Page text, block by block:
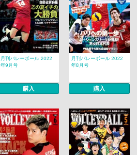
月刊バレーボール 2022
年9月号
購入
月刊バレーボール 2022
年8月号
購入